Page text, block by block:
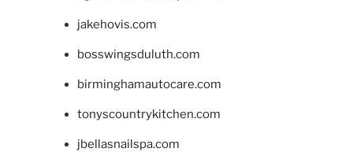
jakehovis.com
bosswingsduluth.com
birminghamautocare.com
tonyscountrykitchen.com
jbellasnailspa.com